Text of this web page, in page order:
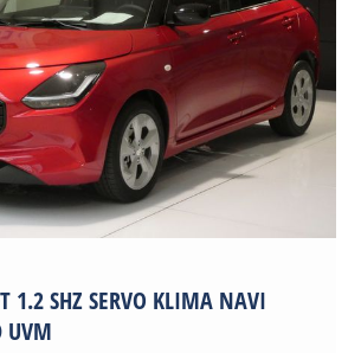
1.2 SHZ SERVO KLIMA NAVI
UVM